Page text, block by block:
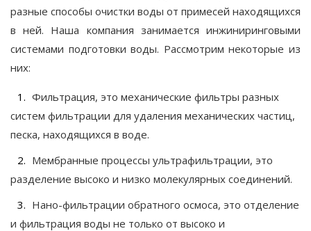
разные способы очистки воды от примесей находящихся
в ней. Наша компания занимается инжиниринговыми
системами подготовки воды. Рассмотрим некоторые из
них:
Фильтрация, это механические фильтры разных
систем фильтрации для удаления механических частиц,
песка, находящихся в воде.
Мембранные процессы ультрафильтрации, это
разделение высоко и низко молекулярных соединений.
Нано-фильтрации обратного осмоса, это отделение
и фильтрация воды не только от высоко и